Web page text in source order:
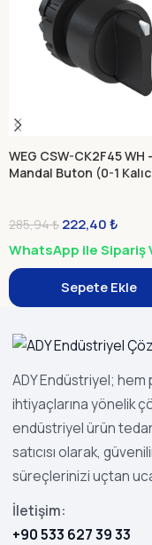
WEG CSW-CK2F45 WH
Mandal Buton (0-1
285,94₺ 222,40₺
WhatsApp ile Sipariş
Sepete Ekle
ADY Endüstriyel; hem
ihtiyaçlarına yönelik
endüstriyel ürün
satıcısı olarak,
süreçlerinizi uçtan
İletişim:
+90 533 627 39 33